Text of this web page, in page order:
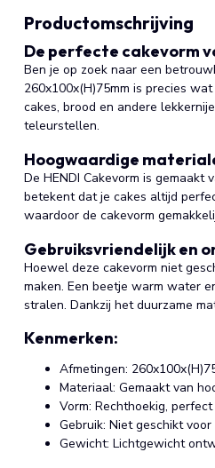
Productomschrijving
De perfecte cakevorm
Ben je op zoek naar een
260x100x(H)75mm is precies
cakes, brood en andere
teleurstellen.
Hoogwaardige
De HENDI Cakevorm is
betekent dat je cakes altijd
waardoor de cakevorm
Gebruiksvriendelijk en
Hoewel deze cakevorm niet
maken. Een beetje warm water
stralen. Dankzij het duurzame
Kenmerken:
Afmetingen:
Materiaal: Gemaakt van
Vorm: Rechthoekig,
Gebruik: Niet geschikt
Gewicht: Lichtgewicht